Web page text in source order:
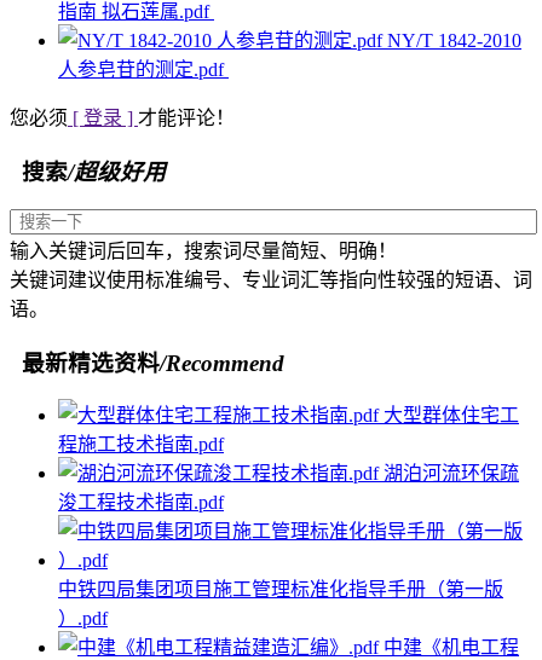
指南 拟石莲属.pdf
NY/T 1842-2010
人参皂苷的测定.pdf
您必须 [ 登录 ] 才能评论！
搜索/超级好用
输入关键词后回车，搜索词尽量简短、明确！
关键词建议使用标准编号、专业词汇等指向性较强的短语、词
语。
最新精选资料/Recommend
大型群体住宅工
程施工技术指南.pdf
湖泊河流环保疏
浚工程技术指南.pdf
中铁四局集团项目施工管理标准化指导手册（第一版
）.pdf
中建《机电工程